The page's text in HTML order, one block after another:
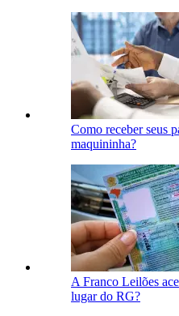
Como receber seus
maquininha?
A Franco Leilões
lugar do RG?